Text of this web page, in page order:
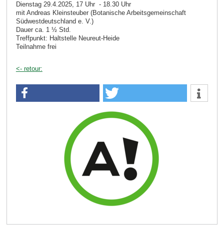
Dienstag 29.4.2025, 17 Uhr - 18.30 Uhr
mit Andreas Kleinsteuber (Botanische Arbeitsgemeinschaft
Südwestdeutschland e. V.)
Dauer ca. 1 ½ Std.
Treffpunkt: Haltstelle Neureut-Heide
Teilnahme frei
<- retour: